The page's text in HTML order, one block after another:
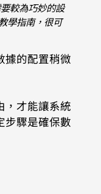
較為巧妙的設
學指南，很可
據的配置稍微
，才能讓系統
步驟是確保數